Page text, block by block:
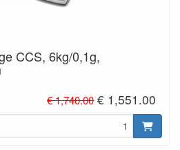
CCS, 6kg/0,1g,
€ 1,740.00 € 1,551.00